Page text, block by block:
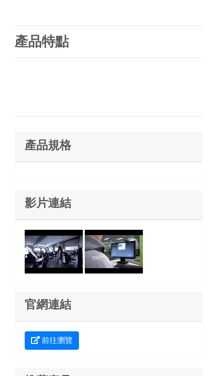
產品特點
產品規格
影片連結
官網連結
前往瀏覽